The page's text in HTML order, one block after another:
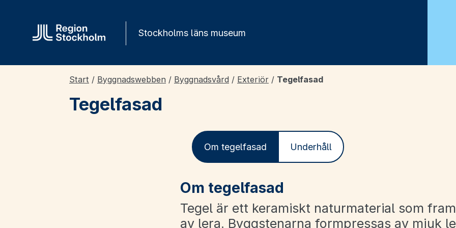
Stockholms läns museum
Start / Byggnadswebben / Byggnadsvård / Exteriör / Tegelfasad
Tegelfasad
Om tegelfasad Underhåll
Om tegelfasad
Tegel är ett keramiskt naturmaterial som
av lera. Byggstenarna formpressas av mjuk